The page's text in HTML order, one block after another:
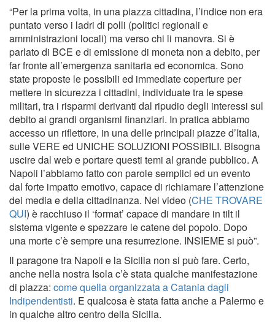
“Per la prima volta, in una piazza cittadina, l’indice non era
puntato verso i ladri di polli (politici regionali e
amministrazioni locali) ma verso chi li manovra. Si è
parlato di BCE e di emissione di moneta non a debito, per
far fronte all’emergenza sanitaria ed economica. Sono
state proposte le possibili ed immediate coperture per
mettere in sicurezza i cittadini, individuate tra le spese
militari, tra i risparmi derivanti dal ripudio degli interessi sul
debito ai grandi organismi finanziari. In pratica abbiamo
accesso un riflettore, in una delle principali piazze d’Italia,
sulle VERE ed UNICHE SOLUZIONI POSSIBILI. Bisogna
uscire dal web e portare questi temi al grande pubblico. A
Napoli l’abbiamo fatto con parole semplici ed un evento
dal forte impatto emotivo, capace di richiamare l’attenzione
dei media e della cittadinanza. Nel video (CHE TROVARE
QUI) è racchiuso il ‘format’ capace di mandare in tilt il
sistema vigente e spezzare le catene del popolo. Dopo
una morte c’è sempre una resurrezione. INSIEME si può”.
Il paragone tra Napoli e la Sicilia non si può fare. Certo,
anche nella nostra Isola c’è stata qualche manifestazione
di piazza: come quella organizzata a Catania dagli
Indipendentisti. E qualcosa è stata fatta anche a Palermo e
in qualche altro centro della Sicilia.